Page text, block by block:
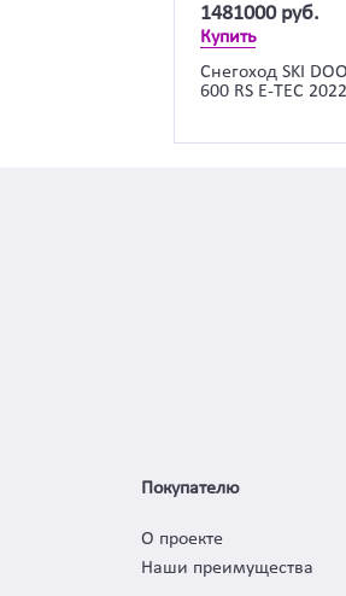
1481000 руб.
Купить
Снегоход SKI
600 RS E-TEC 2022
Покупателю
О проекте
Наши преимущества